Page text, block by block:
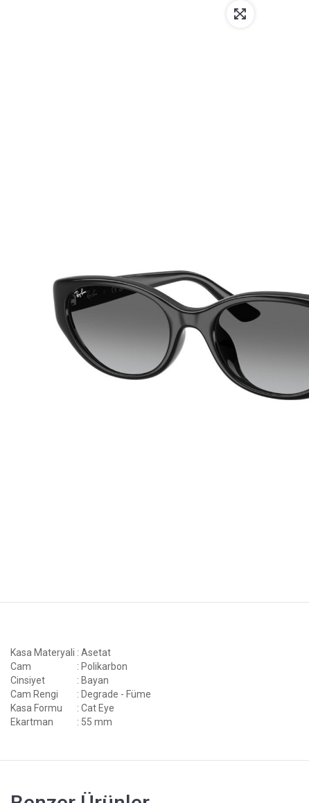
Kasa Materyali : Asetat
Cam
: Polikarbon
Cinsiyet
: Bayan
Cam Rengi
: Degrade - Füme
Kasa Formu
: Cat Eye
Ekartman
: 55 mm